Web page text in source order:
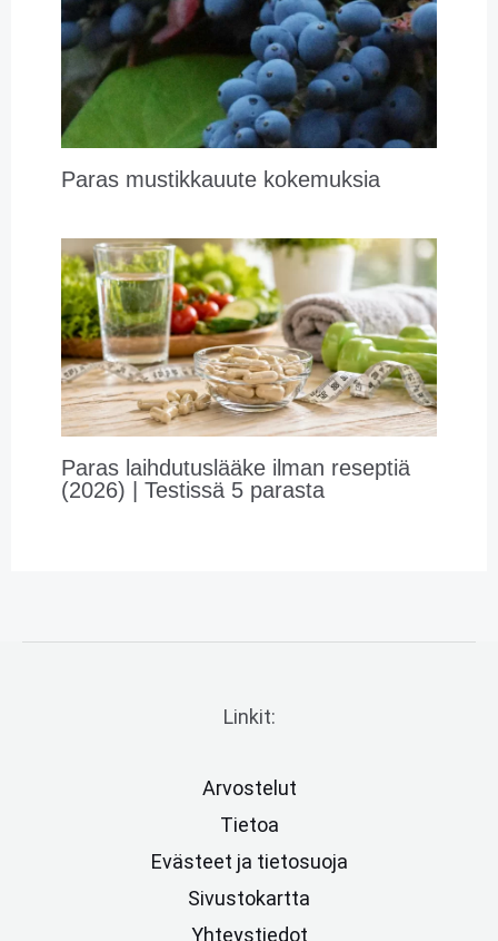
Paras mustikkauute kokemuksia
Paras laihdutuslääke ilman reseptiä
(2026) | Testissä 5 parasta
Linkit:
Arvostelut
Tietoa
Evästeet ja tietosuoja
Sivustokartta
Yhteystiedot